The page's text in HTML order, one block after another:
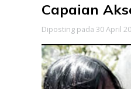
Capaian
Diposting pada 30 April